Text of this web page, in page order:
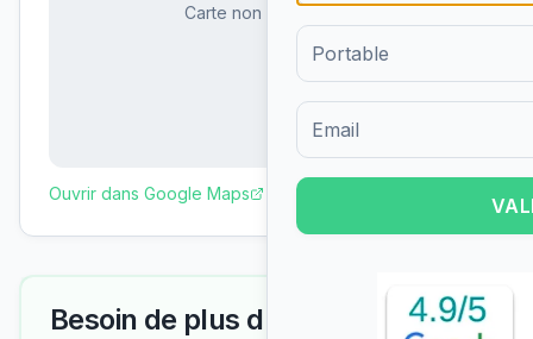
Carte non disponible
Ouvrir dans Google Maps
Besoin de plus d'informations ?
Formulaire d'inscription pour